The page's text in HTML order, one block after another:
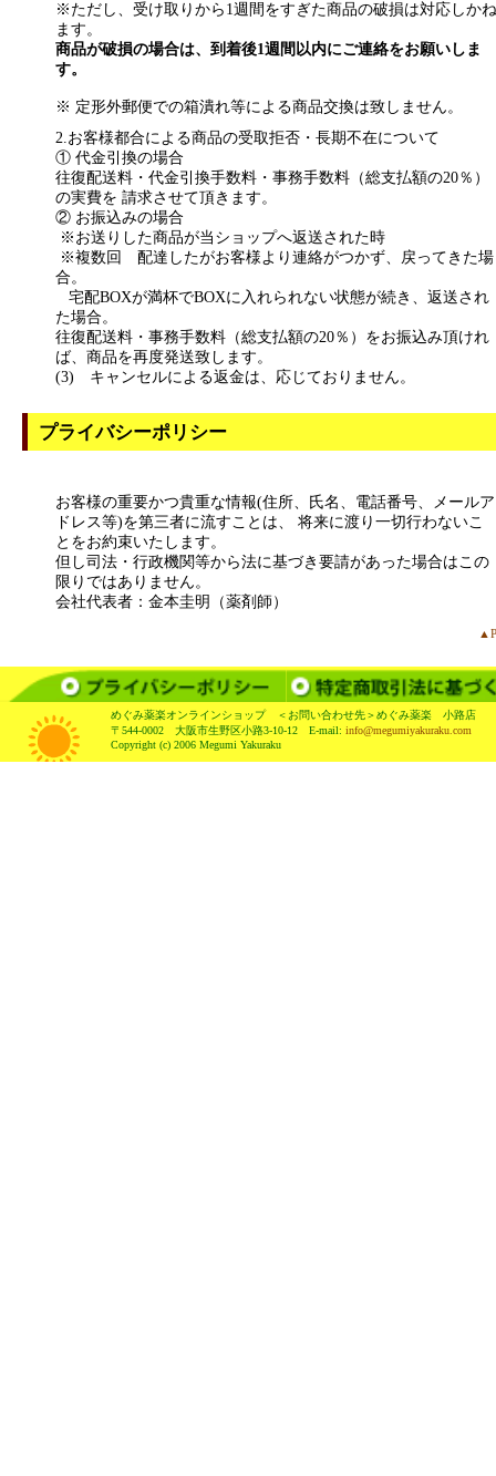
※ただし、受け取りから1週間をすぎた商品の破損は対応しかね
ます。
商品が破損の場合は、到着後1週間以内にご連絡をお願いしま
す。
※ 定形外郵便での箱潰れ等による商品交換は致しません。
2.お客様都合による商品の受取拒否・長期不在について
① 代金引換の場合
往復配送料・代金引換手数料・事務手数料（総支払額の20％）
の実費を 請求させて頂きます。
② お振込みの場合
※お送りした商品が当ショップへ返送された時
※複数回 配達したがお客様より連絡がつかず、戻ってきた場
合。
宅配BOXが満杯でBOXに入れられない状態が続き、返送され
た場合。
往復配送料・事務手数料（総支払額の20％）をお振込み頂けれ
ば、商品を再度発送致します。
(3) キャンセルによる返金は、応じておりません。
プライバシーポリシー
お客様の重要かつ貴重な情報(住所、氏名、電話番号、メールア
ドレス等)を第三者に流すことは、 将来に渡り一切行わないこ
とをお約束いたします。
但し司法・行政機関等から法に基づき要請があった場合はこの
限りではありません。
会社代表者：金本圭明（薬剤師）
めぐみ薬楽オンラインショップ ＜お問い合わせ先＞めぐみ薬楽 小路店
〒544-0002 大阪市生野区小路3-10-12 E-mail: info@megumiyakuraku.com
Copyright (c) 2006 Megumi Yakuraku